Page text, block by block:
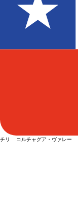
チリ コルチャグア・ヴァレー